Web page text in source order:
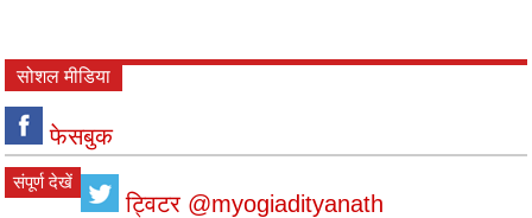
सोशल मीडिया
फेसबुक
संपूर्ण देखें
ट्विटर @myogiadityanath